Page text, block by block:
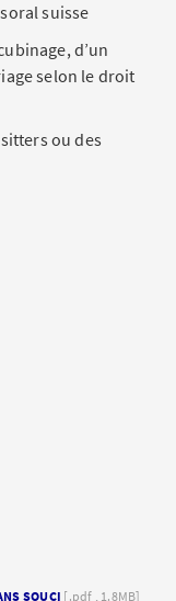
suisse
d’un
selon le droit
ou des
SOUCI [.pdf , 1.8MB]